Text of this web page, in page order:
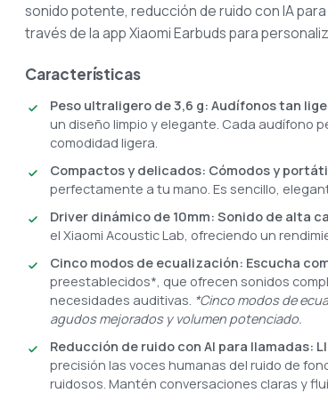
sonido potente, reducción de ruido con IA
través de la app Xiaomi Earbuds para
Características
Peso ultraligero de 3,6 g: Audífonos tan
un diseño limpio y elegante. Cada audífono
comodidad ligera.
Compactos y delicados: Cómodos y
perfectamente a tu mano. Es sencillo,
Driver dinámico de 10mm: Sonido de alta
el Xiaomi Acoustic Lab, ofreciendo un
Cinco modos de ecualización: Escucha
preestablecidos*, que ofrecen sonidos
necesidades auditivas. *Cinco modos de
agudos mejorados y volumen potenciado.
Reducción de ruido con AI para llamadas:
precisión las voces humanas del ruido de
ruidosos. Mantén conversaciones claras y